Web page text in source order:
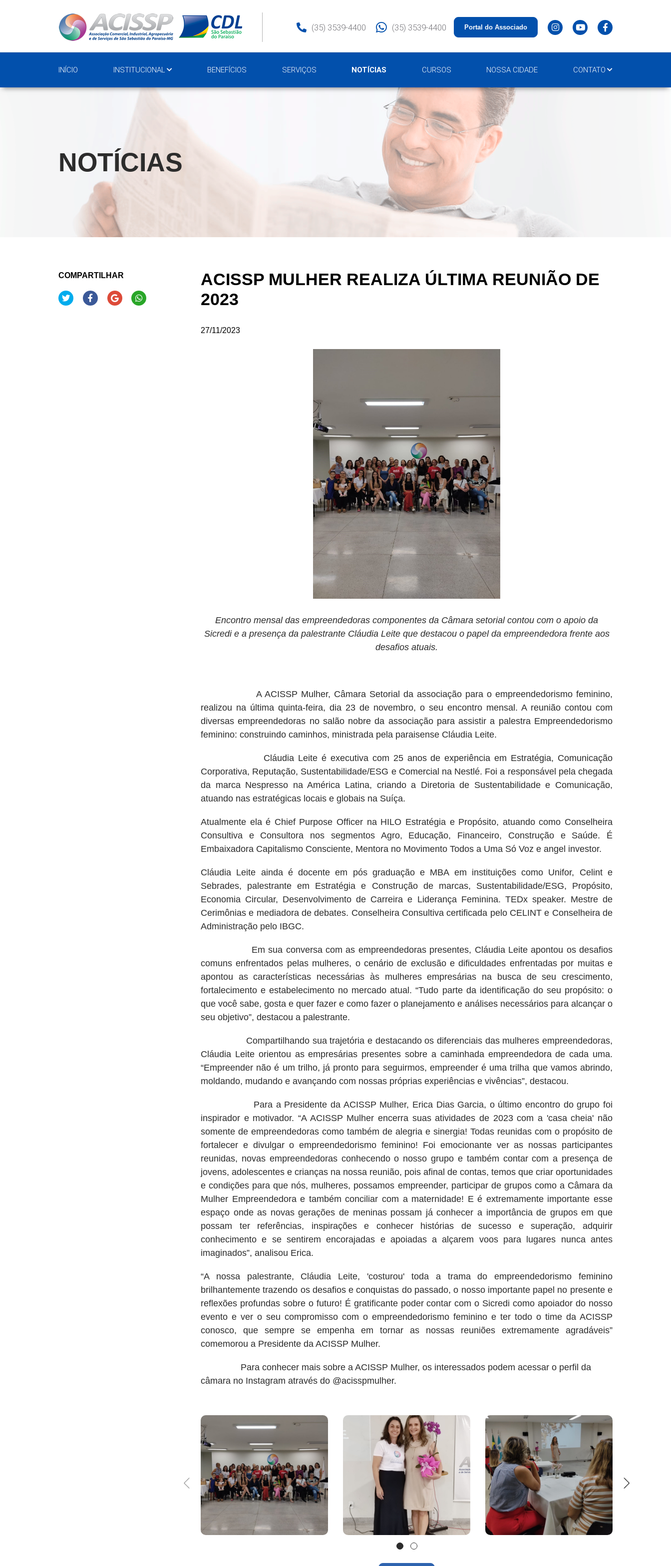
(35) 3539-4400 (35) 3539-4400 Portal do Associado
INÍCIO INSTITUCIONAL BENEFÍCIOS SERVIÇOS NOTÍCIAS CURSOS NOSSA CIDADE CONTATO
NOTÍCIAS
COMPARTILHAR
ACISSP MULHER REALIZA ÚLTIMA REUNIÃO DE
2023
27/11/2023
Encontro mensal das empreendedoras componentes da Câmara setorial contou com o apoio da
Sicredi e a presença da palestrante Cláudia Leite que destacou o papel da empreendedora frente aos
desafios atuais.
A ACISSP Mulher, Câmara Setorial da associação para o empreendedorismo feminino,
realizou na última quinta-feira, dia 23 de novembro, o seu encontro mensal. A reunião contou com
diversas empreendedoras no salão nobre da associação para assistir a palestra Empreendedorismo
feminino: construindo caminhos, ministrada pela paraisense Cláudia Leite.
Cláudia Leite é executiva com 25 anos de experiência em Estratégia, Comunicação
Corporativa, Reputação, Sustentabilidade/ESG e Comercial na Nestlé. Foi a responsável pela chegada
da marca Nespresso na América Latina, criando a Diretoria de Sustentabilidade e Comunicação,
atuando nas estratégicas locais e globais na Suíça.
Atualmente ela é Chief Purpose Officer na HILO Estratégia e Propósito, atuando como Conselheira
Consultiva e Consultora nos segmentos Agro, Educação, Financeiro, Construção e Saúde. É
Embaixadora Capitalismo Consciente, Mentora no Movimento Todos a Uma Só Voz e angel investor.
Cláudia Leite ainda é docente em pós graduação e MBA em instituições como Unifor, Celint e
Sebrades, palestrante em Estratégia e Construção de marcas, Sustentabilidade/ESG, Propósito,
Economia Circular, Desenvolvimento de Carreira e Liderança Feminina. TEDx speaker. Mestre de
Cerimônias e mediadora de debates. Conselheira Consultiva certificada pelo CELINT e Conselheira de
Administração pelo IBGC.
Em sua conversa com as empreendedoras presentes, Cláudia Leite apontou os desafios
comuns enfrentados pelas mulheres, o cenário de exclusão e dificuldades enfrentadas por muitas e
apontou as características necessárias às mulheres empresárias na busca de seu crescimento,
fortalecimento e estabelecimento no mercado atual. “Tudo parte da identificação do seu propósito: o
que você sabe, gosta e quer fazer e como fazer o planejamento e análises necessários para alcançar o
seu objetivo”, destacou a palestrante.
Compartilhando sua trajetória e destacando os diferenciais das mulheres empreendedoras,
Cláudia Leite orientou as empresárias presentes sobre a caminhada empreendedora de cada uma.
“Empreender não é um trilho, já pronto para seguirmos, empreender é uma trilha que vamos abrindo,
moldando, mudando e avançando com nossas próprias experiências e vivências”, destacou.
Para a Presidente da ACISSP Mulher, Erica Dias Garcia, o último encontro do grupo foi
inspirador e motivador. “A ACISSP Mulher encerra suas atividades de 2023 com a 'casa cheia' não
somente de empreendedoras como também de alegria e sinergia! Todas reunidas com o propósito de
fortalecer e divulgar o empreendedorismo feminino! Foi emocionante ver as nossas participantes
reunidas, novas empreendedoras conhecendo o nosso grupo e também contar com a presença de
jovens, adolescentes e crianças na nossa reunião, pois afinal de contas, temos que criar oportunidades
e condições para que nós, mulheres, possamos empreender, participar de grupos como a Câmara da
Mulher Empreendedora e também conciliar com a maternidade! E é extremamente importante esse
espaço onde as novas gerações de meninas possam já conhecer a importância de grupos em que
possam ter referências, inspirações e conhecer histórias de sucesso e superação, adquirir
conhecimento e se sentirem encorajadas e apoiadas a alçarem voos para lugares nunca antes
imaginados”, analisou Erica.
“A nossa palestrante, Cláudia Leite, 'costurou' toda a trama do empreendedorismo feminino
brilhantemente trazendo os desafios e conquistas do passado, o nosso importante papel no presente e
reflexões profundas sobre o futuro! É gratificante poder contar com o Sicredi como apoiador do nosso
evento e ver o seu compromisso com o empreendedorismo feminino e ter todo o time da ACISSP
conosco, que sempre se empenha em tornar as nossas reuniões extremamente agradáveis”
comemorou a Presidente da ACISSP Mulher.
Para conhecer mais sobre a ACISSP Mulher, os interessados podem acessar o perfil da
câmara no Instagram através do @acisspmulher.